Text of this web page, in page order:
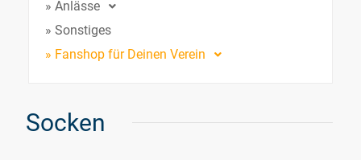
» Anlässe
» Sonstiges
» Fanshop für Deinen Verein
Socken